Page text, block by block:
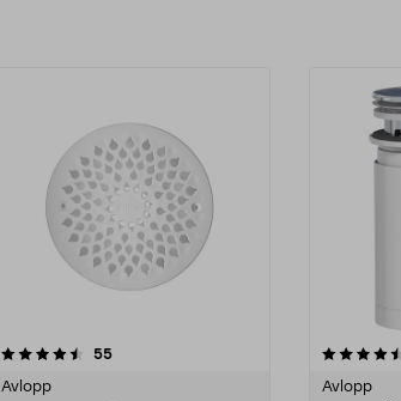
55recensioner
Avlopp
4.5 av 5 stjärnor
Avlopp